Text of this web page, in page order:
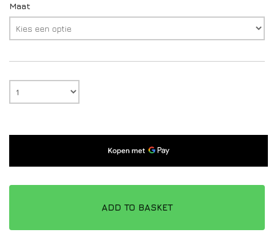
Maat
ADD TO BASKET